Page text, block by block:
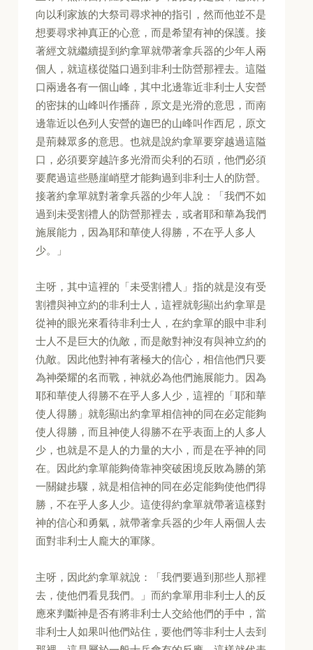
向以利家族的大祭司尋求神的指引，然而他並不是
想要尋求神真正的心意，而是希望有神的保護。接
著經文就繼續提到約拿單就帶著拿兵器的少年人兩
個人，就這樣從隘口過到非利士防營那裡去。這隘
口兩邊各有一個山峰，其中北邊靠近非利士人安營
的密抹的山峰叫作播薛，原文是光滑的意思，而南
邊靠近以色列人安營的迦巴的山峰叫作西尼，原文
是荊棘眾多的意思。也就是說約拿單要穿越過這隘
口，必須要穿越許多光滑而尖利的石頭，他們必須
要爬過這些懸崖峭壁才能夠過到非利士人的防營。
接著約拿單就對著拿兵器的少年人說：「我們不如
過到未受割禮人的防營那裡去，或者耶和華為我們
施展能力，因為耶和華使人得勝，不在乎人多人
少。」
主呀，其中這裡的「未受割禮人」指的就是沒有受
割禮與神立約的非利士人，這裡就彰顯出約拿單是
從神的眼光來看待非利士人，在約拿單的眼中非利
士人不是巨大的仇敵，而是敵對神沒有與神立約的
仇敵。因此他對神有著極大的信心，相信他們只要
為神榮耀的名而戰，神就必為他們施展能力。因為
耶和華使人得勝不在乎人多人少，這裡的「耶和華
使人得勝」就彰顯出約拿單相信神的同在必定能夠
使人得勝，而且神使人得勝不在乎表面上的人多人
少，也就是不是人的力量的大小，而是在乎神的同
在。因此約拿單能夠倚靠神突破困境反敗為勝的第
一關鍵步驟，就是相信神的同在必定能夠使他們得
勝，不在乎人多人少。這使得約拿單就帶著這樣對
神的信心和勇氣，就帶著拿兵器的少年人兩個人去
面對非利士人龐大的軍隊。
主呀，因此約拿單就說：「我們要過到那些人那裡
去，使他們看見我們。」而約拿單用非利士人的反
應來判斷神是否有將非利士人交給他們的手中，當
非利士人如果叫他們站住，要他們等非利士人去到